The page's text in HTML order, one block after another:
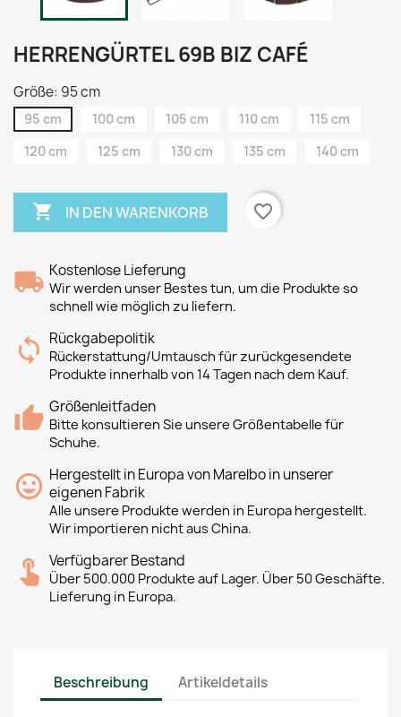
HERRENGÜRTEL 69B BIZ CAFÉ
Größe: 95 cm
95 cm 100 cm 105 cm 110 cm
115 cm
120 cm
125 cm 130 cm 135 cm 140 cm
 IN DEN WARENKORB favorite_border
Kostenlose Lieferung
Wir werden unser Bestes tun, um die Produkte so
schnell wie möglich zu liefern.
Rückgabepolitik
Rückerstattung/Umtausch für zurückgesendete
Produkte innerhalb von 14 Tagen nach dem Kauf.
Größenleitfaden
Bitte konsultieren Sie unsere Größentabelle für
Schuhe.
Hergestellt in Europa von Marelbo in unserer
eigenen Fabrik
Alle unsere Produkte werden in Europa hergestellt.
Wir importieren nicht aus China.
Verfügbarer Bestand
Über 500.000 Produkte auf Lager. Über 50 Geschäfte.
Lieferung in Europa.
Beschreibung Artikeldetails